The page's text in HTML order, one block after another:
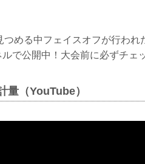
める中フェイスオフが行われ
で公開中！大会前に必ずチェ
（YouTube）